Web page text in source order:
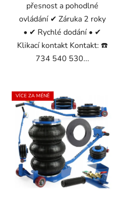
přesnost a pohodlné
ovládání ✔ Záruka 2 roky
• ✔ Rychlé dodání • ✔
Klikací kontakt Kontakt: ☎️
734 540 530...
VÍCE ZA MÉNĚ